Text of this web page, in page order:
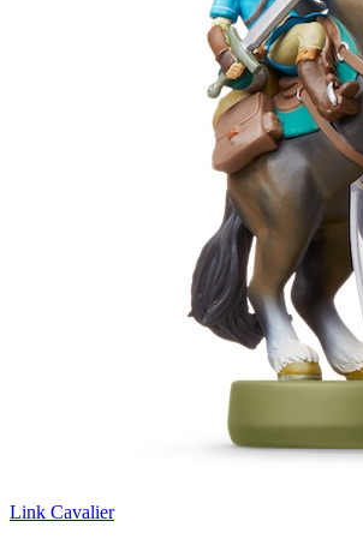
Link Cavalier